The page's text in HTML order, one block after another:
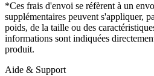
*Ces frais d'envoi se réfèrent à un
supplémentaires peuvent s'appliquer,
poids, de la taille ou des
informations sont indiquées
produit.
Aide & Support